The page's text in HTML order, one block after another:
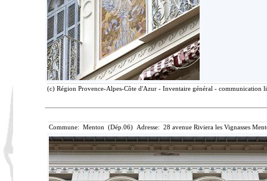
(c) Région Provence-Alpes-Côte d'Azur - Inventaire général - communication
Commune: Menton (Dép.06) Adresse: 28 avenue Riviera les Vignasses